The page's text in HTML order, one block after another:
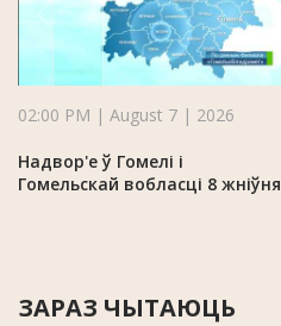
02:00 PM | August 7 | 2026
Надвор'е ў Гомелі і
Гомельскай вобласці 8 жніўня
ЗАРАЗ ЧЫТАЮЦЬ